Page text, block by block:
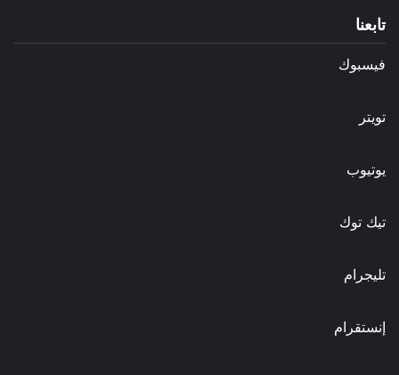
تابعنا
فيسبوك
تويتر
يوتيوب
تيك توك
تليجرام
إنستقرام